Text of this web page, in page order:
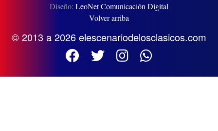
Diseño: LeoNet Comunicación Digital
Volver arriba
© 2013 a 2026 elescenariodelosclasicos.com